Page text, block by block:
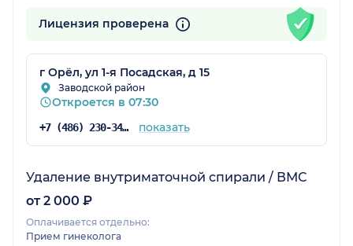
Лицензия проверена
г Орёл, ул 1-я Посадская, д 15
Заводской район
Откроется в 07:30
+7 (486) 230-34-30 показать
Удаление внутриматочной спирали / ВМС
от 2 000 ₽
Оплачивается отдельно:
Прием гинеколога